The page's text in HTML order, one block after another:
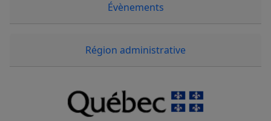
Évènements
Région administrative